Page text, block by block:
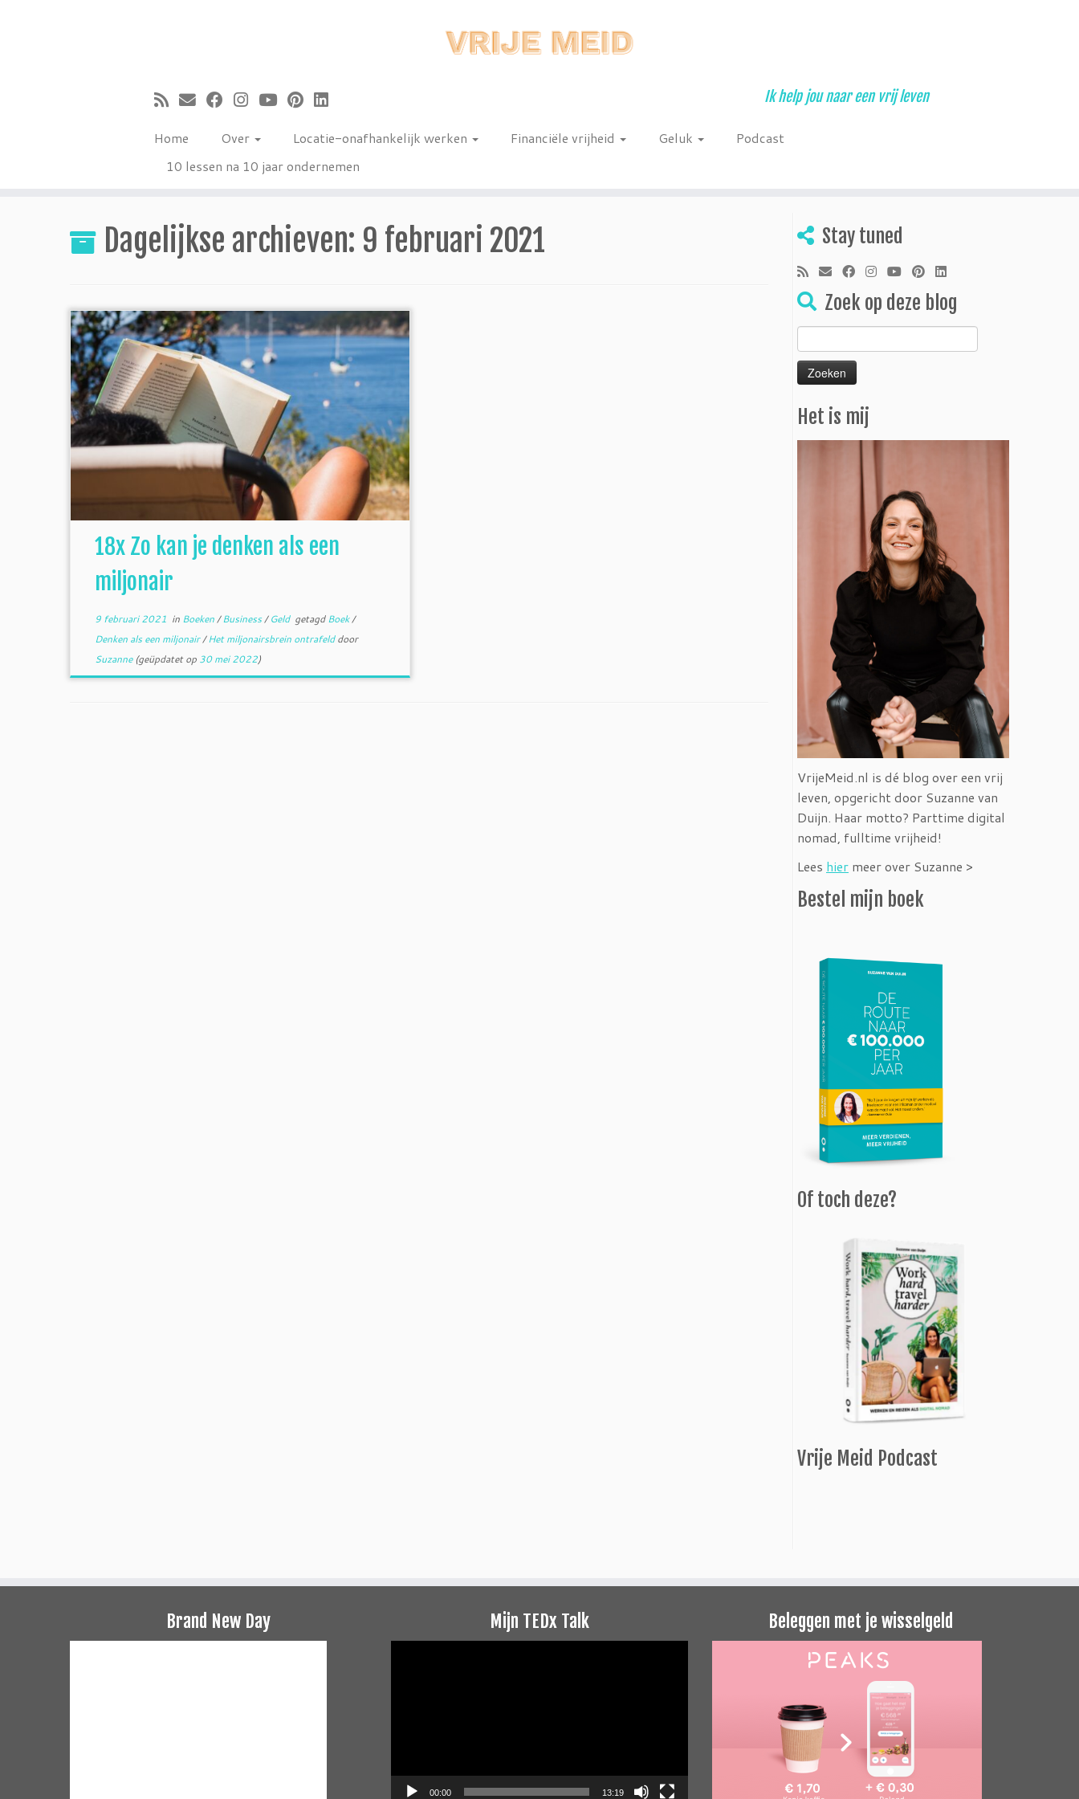
Ik help jou naar een vrij leven
Home Over Locatie-onafhankelijk werken Financiële vrijheid Geluk
Podcast
10 lessen na 10 jaar ondernemen
Dagelijkse archieven: 9 februari 2021
18x Zo kan je denken als een
miljonair
9 februari 2021 in Boeken/Business/Geld getagdBoek/
Denken als een miljonair/Het miljonairsbrein ontrafelddoor
Suzanne(geüpdatet op 30 mei 2022)
Stay tuned
Zoek op deze blog
Zoeken
naar:
Het is mij
VrijeMeid.nl is dé blog over een vrij
leven, opgericht door Suzanne van
Duijn. Haar motto? Parttime digital
nomad, fulltime vrijheid!
Lees hier meer over Suzanne >
Bestel mijn boek
Of toch deze?
Vrije Meid Podcast
Brand New Day Mijn TEDx Talk
00:00 13:19
Beleggen met je wisselgeld